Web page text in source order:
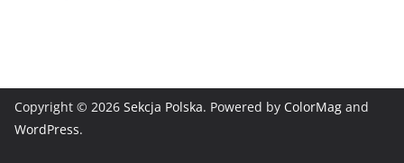
Copyright © 2026 Sekcja Polska. Powered by ColorMag and
WordPress.